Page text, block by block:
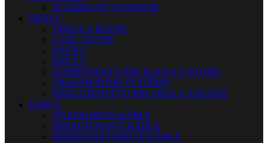
SLÁČIKOVÉ NÁSTROJE
OBALY
OBALY A KUFRE
CASE, KUFRE
RACKY
KRYTY
KOMPONENTY PRE RACKY A KUFRE
TRANSPORTNÉ SYSTÉMY
PRÍSLUŠENSTVO PRE OBALY A KUFRE
KÁBLE
NÁSTROJOVÉ KÁBLE
MIKROFÓNOVÉ KÁBLE
REPRODUKTOROVÉ KÁBLE